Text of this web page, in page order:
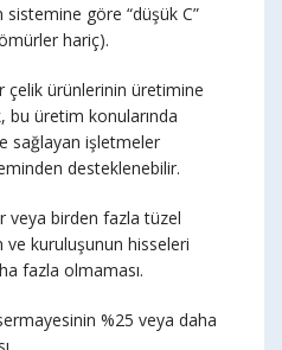
göre “düşük C”
hariç).
çelik ürünlerinin üretimine
bu üretim konularında
sağlayan işletmeler
desteklenebilir.
veya birden fazla tüzel
kuruluşunun hisseleri
fazla olmaması.
%25 veya daha